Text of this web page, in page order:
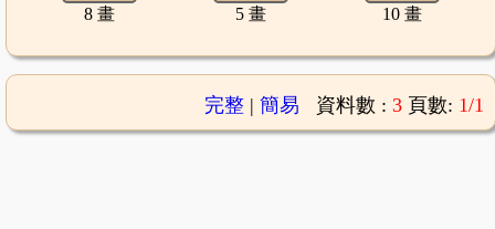
8 畫 5 畫 10 畫
完整| 簡易 資料數 : 3 頁數: 1/1